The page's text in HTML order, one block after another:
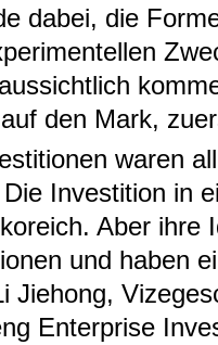
dabei, die
den Mark,
waren
Investition in
Aber ihre
und haben
Jiehong,
Enterprise